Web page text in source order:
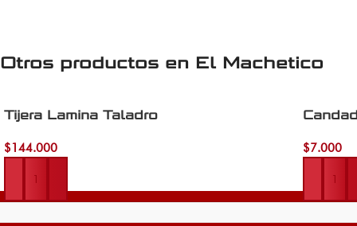
Otros productos en El Machetico
Tijera Lamina Taladro
$144.000
Añadir al carrito
$7.000
Añadir al